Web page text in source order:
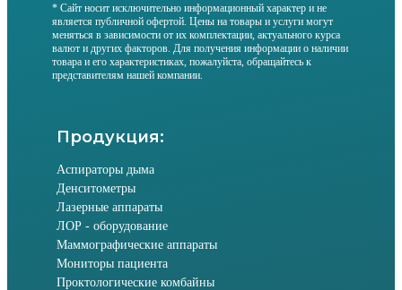
* Сайт носит исключительно информационный характер и не
является публичной офертой. Цены на товары и услуги могут
меняться в зависимости от их комплектации, актуального курса
валют и других факторов. Для получения информации о наличии
товара и его характеристиках, пожалуйста, обращайтесь к
представителям нашей компании.
Продукция:
Аспираторы дыма
Денситометры
Лазерные аппараты
ЛОР - оборудование
Маммографические аппараты
Мониторы пациента
Проктологические комбайны